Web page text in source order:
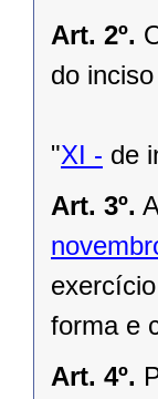
Art. 2º.
do
"XI - de
Art. 3º.
forma e
Art. 4º.